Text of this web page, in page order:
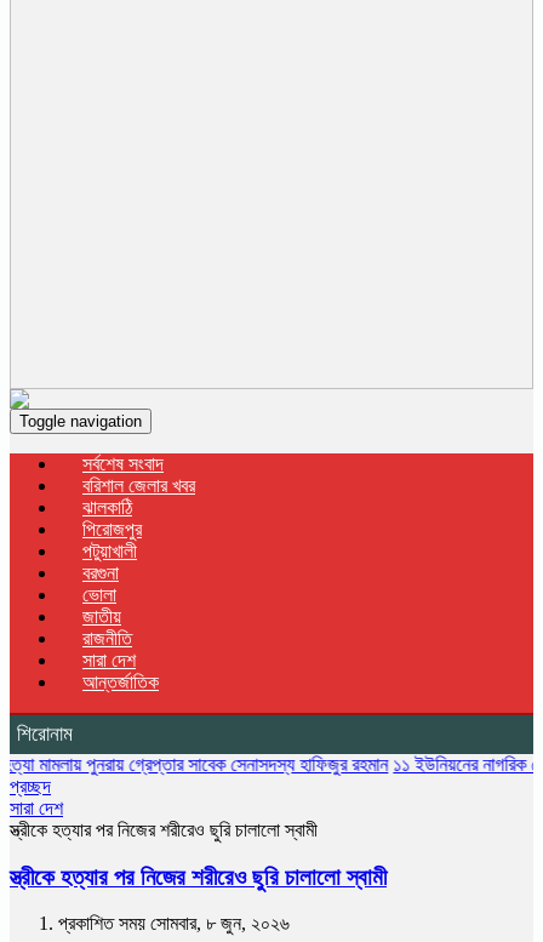
Toggle navigation
সর্বশেষ সংবাদ
বরিশাল জেলার খবর
ঝালকাঠি
পিরোজপুর
পটুয়াখালী
বরগুনা
ভোলা
জাতীয়
রাজনীতি
সারা দেশ
আন্তর্জাতিক
শিরোনাম
পুনরায় গ্রেপ্তার সাবেক সেনাসদস্য হাফিজুর রহমান ১১ ইউনিয়নের নাগরিক সেবা বন্ধ,
প্রচ্ছদ
সারা দেশ
স্ত্রীকে হত্যার পর নিজের শরীরেও ছুরি চালালো স্বামী
স্ত্রীকে হত্যার পর নিজের শরীরেও ছুরি চালালো স্বামী
প্রকাশিত সময় সোমবার, ৮ জুন, ২০২৬